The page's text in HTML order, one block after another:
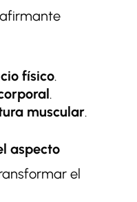
físico.
.
muscular.
aspecto
el